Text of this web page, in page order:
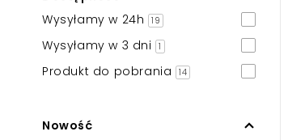
Wysyłamy w 24h
19
Wysyłamy w 3 dni 1
Produkt do pobrania 14
Nowość
Powiększony kursor
Pomoc w czytaniu
Podkreślenie linków